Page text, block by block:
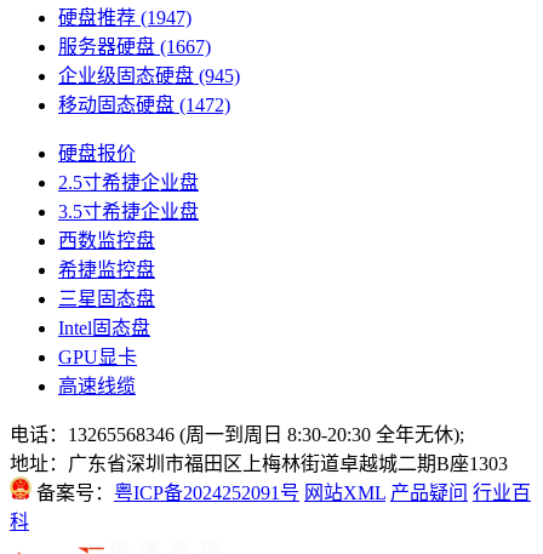
硬盘推荐 (1947)
服务器硬盘 (1667)
企业级固态硬盘 (945)
移动固态硬盘 (1472)
硬盘报价
2.5寸希捷企业盘
3.5寸希捷企业盘
西数监控盘
希捷监控盘
三星固态盘
Intel固态盘
GPU显卡
高速线缆
电话：13265568346 (周一到周日 8:30-20:30 全年无休);
地址：广东省深圳市福田区上梅林街道卓越城二期B座1303
备案号： 粤ICP备2024252091号 网站XML 产品疑问 行业百
科